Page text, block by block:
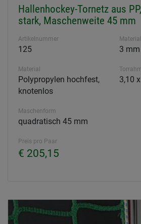
Hallenhockey-Tornetz aus
stark, Maschenweite 45 mm
Artikelnummer
125 3 mm
Material
Polypropylen hochfest,
knotenlos
3,10
Maschenform
quadratisch 45 mm
Preis pro Paar
€ 205,15